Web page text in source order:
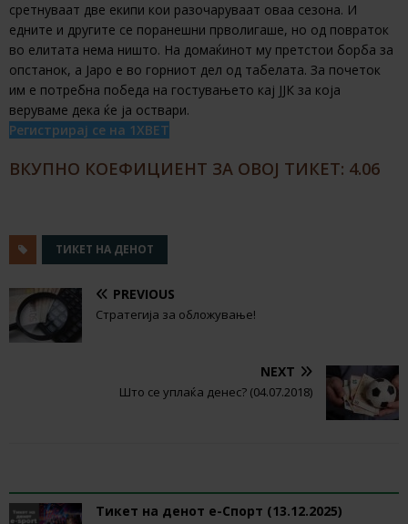
сретнуваат две екипи кои разочаруваат оваа сезона. И
едните и другите се поранешни прволигаше, но од повраток
во елитата нема ништо. На домаќинот му претстои борба за
опстанок, а Јаро е во горниот дел од табелата. За почеток
им е потребна победа на гостувањето кај ЈЈК за која
веруваме дека ќе ја оствари.
Регистрирај се на 1XBET
ВКУПНО КОЕФИЦИЕНТ ЗА ОВОЈ ТИКЕТ: 4.06
ТИКЕТ НА ДЕНОТ
PREVIOUS
Стратегија за обложување!
NEXT
Што се уплаќа денес? (04.07.2018)
Тикет на денот е-Спорт (13.12.2025)